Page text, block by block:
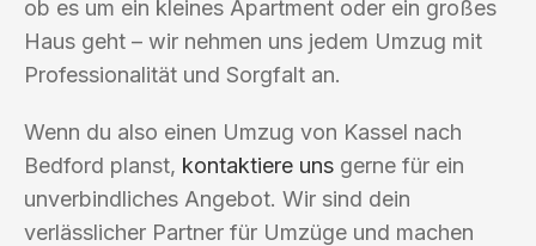
ob es um ein kleines Apartment oder ein großes
Haus geht – wir nehmen uns jedem Umzug mit
Professionalität und Sorgfalt an.
Wenn du also einen Umzug von Kassel nach
Bedford planst, kontaktiere uns gerne für ein
unverbindliches Angebot. Wir sind dein
verlässlicher Partner für Umzüge und machen